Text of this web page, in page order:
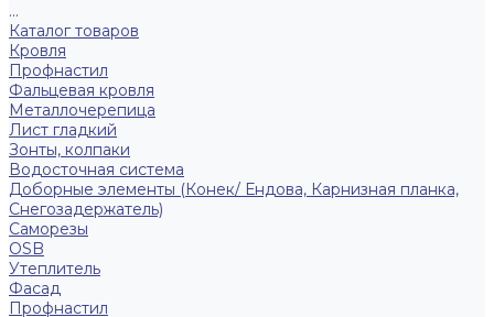
...
Каталог товаров
Кровля
Профнастил
Фальцевая кровля
Металлочерепица
Лист гладкий
Зонты, колпаки
Водосточная система
Доборные элементы (Конек/ Ендова, Карнизная планка,
Снегозадержатель)
Саморезы
ОSB
Утеплитель
Фасад
Профнастил